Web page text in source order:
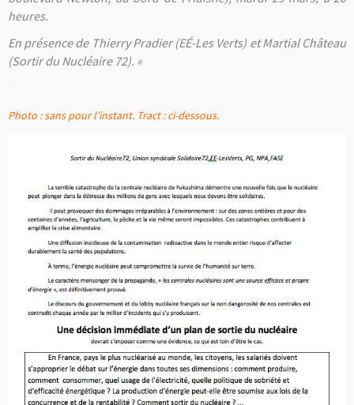
heures.
En présence de Thierry Pradier (EÉ-Les Verts) et Martial Château
(Sortir du Nucléaire 72). «
Photo : sans pour l’instant. Tract : ci-dessous.